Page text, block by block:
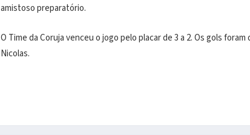
amistoso preparatório.
O Time da Coruja venceu o jogo pelo placar de 3 a 2. Os gols
Nicolas.